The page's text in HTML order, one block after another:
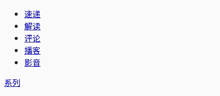
速递
解读
评论
播客
影音
系列